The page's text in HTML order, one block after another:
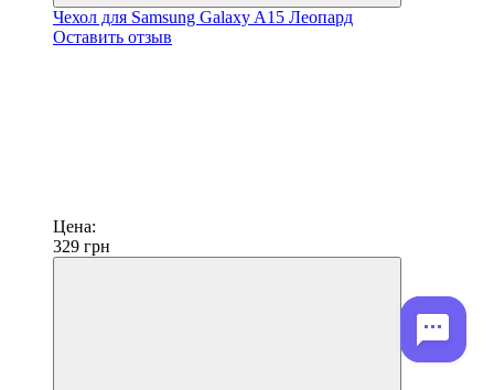
Чехол для Samsung Galaxy A15 Леопард
Оставить отзыв
Цена:
329 грн